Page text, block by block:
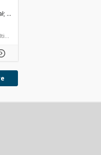
Bieńkowska-Lipińska, Krystyna